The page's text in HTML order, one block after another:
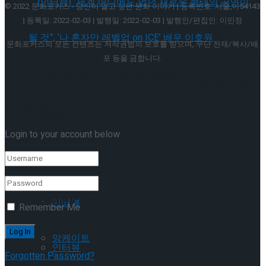
[인터뷰] “세계 어디에도 없던 새로운 형태의
Trending Tags
인터뷰
앙케이트
이호원
Trending Tags
인터뷰
© 2022 문화포커스 - 당신이 알고 싶던 문화 이야기 | 등록번호: 서울,아54143
| 등록일: 2022-02-03 | 발행일: 2022-02-03 | 발행인/편집인: 이민정
문화포커스의 모든 컨텐츠는 저작권법의 보호를 받으며, 무단 전재/복사/배
포 등을 금합니다.
Login to your account below
Remember Me
Forgotten Password?